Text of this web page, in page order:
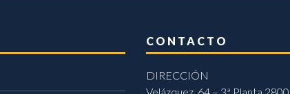
CONTACTO
DIRECCIÓN